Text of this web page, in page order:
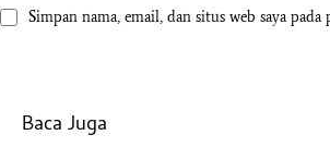
Simpan nama, email, dan situs web saya
Baca Juga